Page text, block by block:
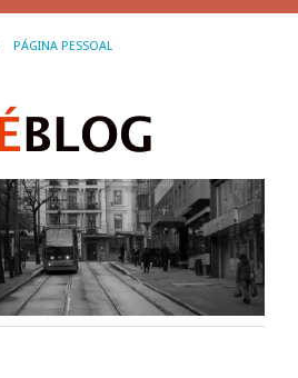
PÁGINA PESSOAL